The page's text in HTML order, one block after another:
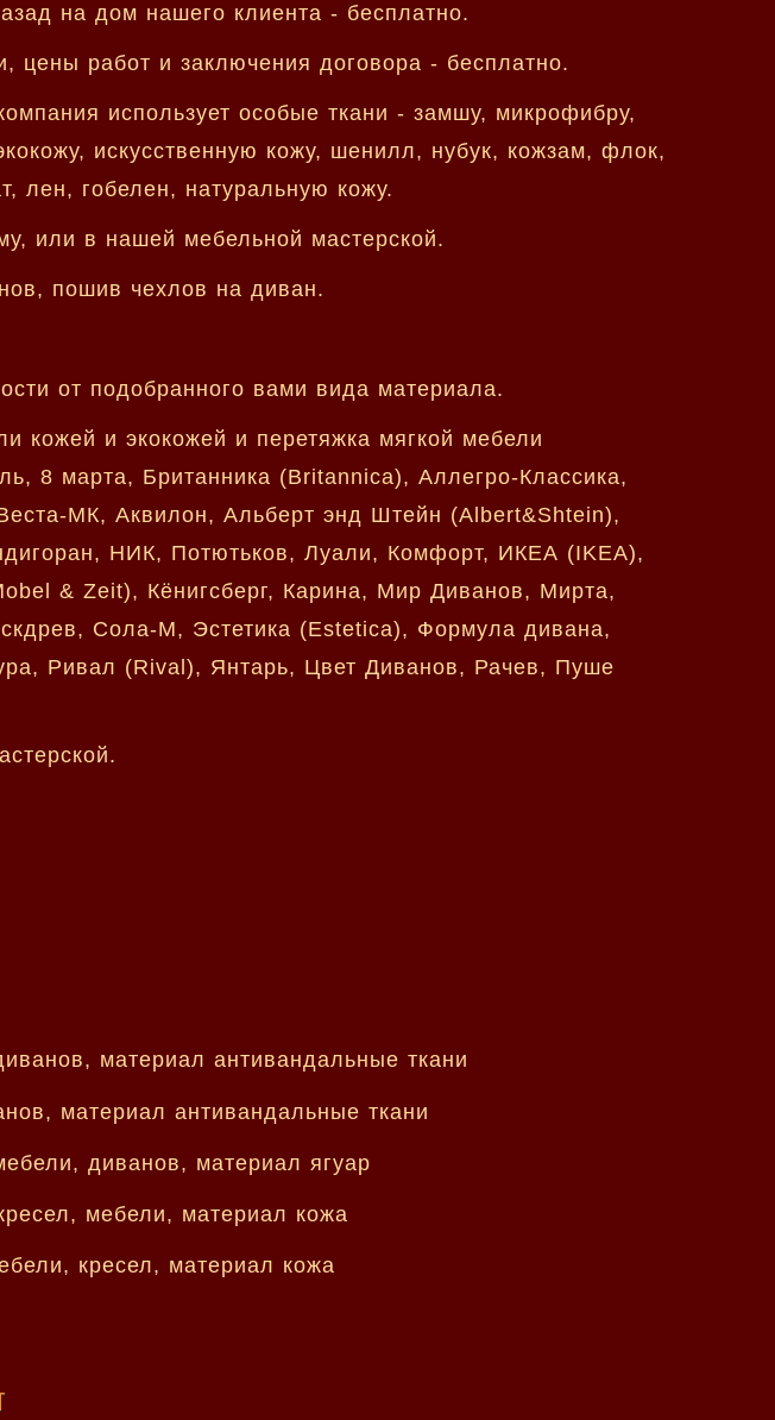
на дом нашего клиента - бесплатно.
цены работ и заключения договора - бесплатно.
использует особые ткани - замшу, микрофибру,
искусственную кожу, шенилл, нубук, кожзам, флок,
лен, гобелен, натуральную кожу.
или в нашей мебельной мастерской.
пошив чехлов на диван.
от подобранного вами вида материала.
кожей и экокожей и перетяжка мягкой мебели
8 марта, Британника (Britannica), Аллегро-Классика,
МК, Аквилон, Альберт энд Штейн (Albert&Shtein),
НИК, Потютьков, Луали, Комфорт, ИКЕА (IKEA),
& Zeit), Кёнигсберг, Карина, Мир Диванов, Мирта,
Сола-М, Эстетика (Estetica), Формула дивана,
Ривал (Rival), Янтарь, Цвет Диванов, Рачев, Пуше